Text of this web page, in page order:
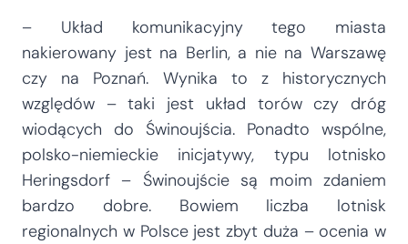
– Układ komunikacyjny tego miasta
nakierowany jest na Berlin, a nie na Warszawę
czy na Poznań. Wynika to z historycznych
względów – taki jest układ torów czy dróg
wiodących do Świnoujścia. Ponadto wspólne,
polsko-niemieckie inicjatywy, typu lotnisko
Heringsdorf – Świnoujście są moim zdaniem
bardzo dobre. Bowiem liczba lotnisk
regionalnych w Polsce jest zbyt duża – ocenia w